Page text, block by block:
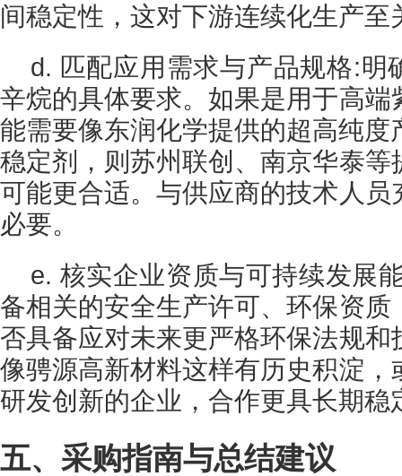
间稳定性，这对下游连续化生产至
d. 匹配应用需求与产品规格:明
辛烷的具体要求。如果是用于高
能需要像东润化学提供的超高纯度
稳定剂，则苏州联创、南京华泰
可能更合适。与供应商的技术人
必要。
e. 核实企业资质与可持续发展
备相关的安全生产许可、环保资
否具备应对未来更严格环保法规
像骋源高新材料这样有历史积淀
研发创新的企业，合作更具长期稳
五、采购指南与总结建议